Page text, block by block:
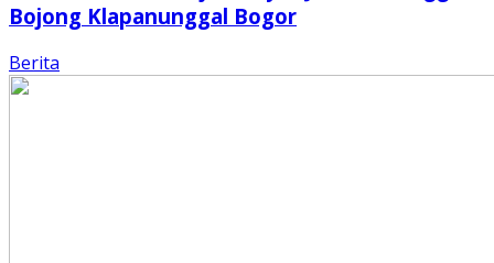
Bojong Klapanunggal Bogor
Berita